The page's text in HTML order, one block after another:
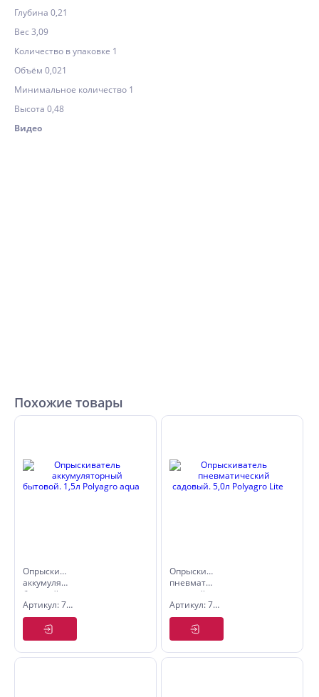
Глубина 0,21
Вес 3,09
Количество в упаковке 1
Объём 0,021
Минимальное количество 1
Высота 0,48
Видео
Похожие товары
Опрыскиватель
аккумуляторный
бытовой.
1,5л
Polyagro
Артикул: 7574202
Опрыскиватель
пневматический
садовый.
5,0л
Polyagro
Артикул: 7574065